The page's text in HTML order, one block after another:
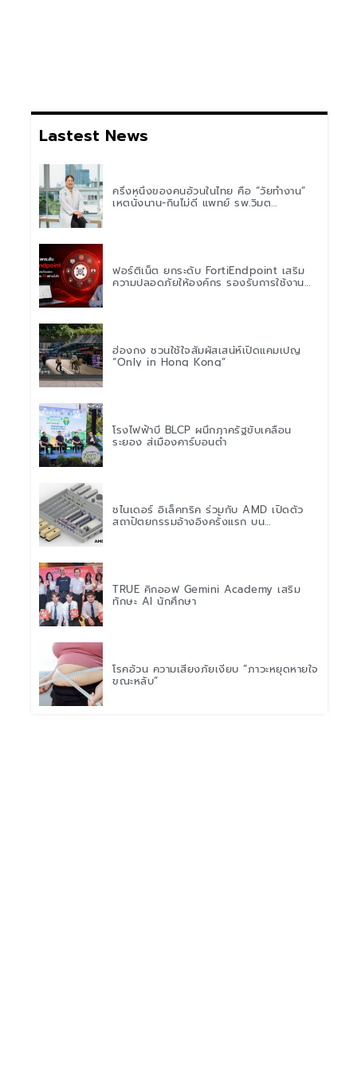
Lastest News
ครึ่งหนึ่งของคนอ้วนในไทย คือ “วัยทำงาน”
เหตุนั่งนาน-กินไม่ดี แพทย์ รพ.วิมุต
ฟอร์ติเน็ต ยกระดับ FortiEndpoint เสริม
ความปลอดภัยให้องค์กร รองรับการใช้งาน
ฮ่องกง ชวนใช้ใจสัมผัสเสน่ห์เปิดแคมเปญ
“Only in Hong Kong”
โรงไฟฟ้าบี BLCP ผนึกภาครัฐขับเคลื่อน
ระยอง สู่เมืองคาร์บอนต่ำ
ชไนเดอร์ อิเล็คทริค ร่วมกับ AMD เปิดตัว
สถาปัตยกรรมอ้างอิงครั้งแรก บน
TRUE คิกออฟ Gemini Academy เสริม
ทักษะ AI นักศึกษา
โรคอ้วน ความเสี่ยงภัยเงียบ “ภาวะหยุดหายใจ
ขณะหลับ”